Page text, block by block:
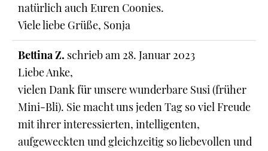
natürlich auch Euren Coonies.
Viele liebe Grüße, Sonja
Bettina Z. schrieb am 28. Januar 2023
Liebe Anke,
vielen Dank für unsere wunderbare Susi (früher
Mini-Bli). Sie macht uns jeden Tag so viel Freude
mit ihrer interessierten, intelligenten,
aufgeweckten und gleichzeitig so liebevollen und